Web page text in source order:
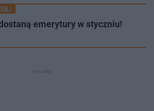
emerytury w styczniu!